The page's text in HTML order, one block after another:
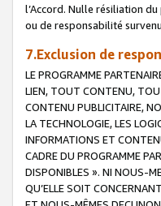
l’Accord. Nulle résiliation
ou de responsabilité
7.Exclusion de
LE PROGRAMME
LIEN, TOUT CONTENU,
CONTENU PUBLICITAIRE,
LA TECHNOLOGIE, LES
INFORMATIONS ET
CADRE DU PROGRAMME
DISPONIBLES ». NI NOUS-
QU’ELLE SOIT